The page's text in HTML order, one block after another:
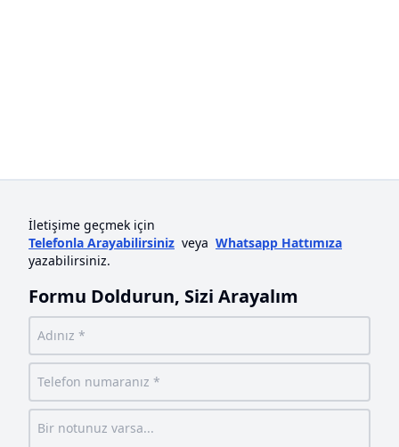
İletişime geçmek için
Telefonla Arayabilirsiniz veya Whatsapp Hattımıza
yazabilirsiniz.
Formu Doldurun, Sizi Arayalım